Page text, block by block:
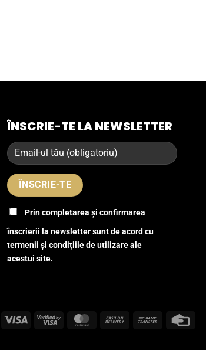
ÎNSCRIE-TE LA NEWSLETTER
Prin completarea și confirmarea
înscrierii la newsletter sunt de acord cu
termenii și condițiile de utilizare ale
acestui site.
Visa
Visa
MasterCardCash
Bank